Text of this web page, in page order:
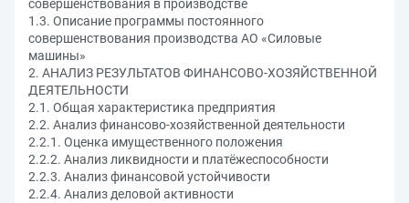
совершенствования в производстве
1.3. Описание программы постоянного
совершенствования производства АО «Силовые
машины»
2. АНАЛИЗ РЕЗУЛЬТАТОВ ФИНАНСОВО-ХОЗЯЙСТВЕННОЙ
ДЕЯТЕЛЬНОСТИ
2.1. Общая характеристика предприятия
2.2. Анализ финансово-хозяйственной деятельности
2.2.1. Оценка имущественного положения
2.2.2. Анализ ликвидности и платёжеспособности
2.2.3. Анализ финансовой устойчивости
2.2.4. Анализ деловой активности